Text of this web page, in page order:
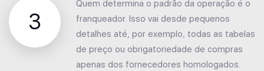
3
Quem determina o padrão da operação é o
franqueador. Isso vai desde pequenos
detalhes até, por exemplo, todas as tabelas
de preço ou obrigatoriedade de compras
apenas dos fornecedores homologados.